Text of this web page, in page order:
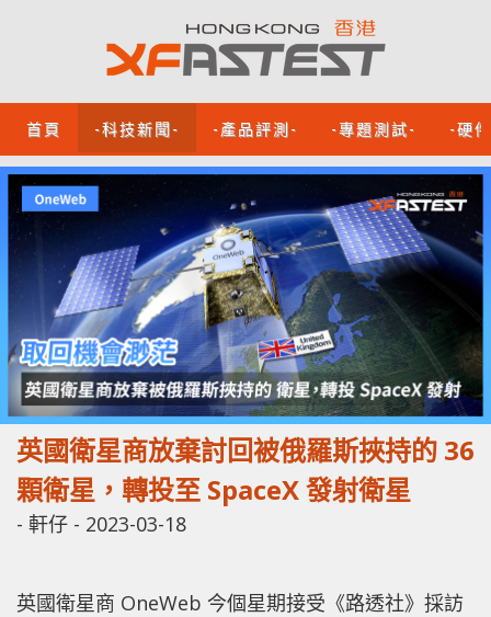
首頁 -科技新聞- -產品評測- -專題測試- -硬
英國衛星商放棄討回被俄羅斯挾持的 36
顆衛星，轉投至 SpaceX 發射衛星
- 軒仔 - 2023-03-18
英國衛星商 OneWeb 今個星期接受《路透社》採訪